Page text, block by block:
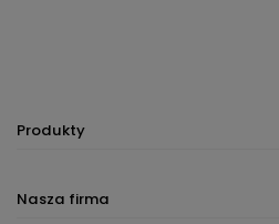
Produkty
Nasza firma